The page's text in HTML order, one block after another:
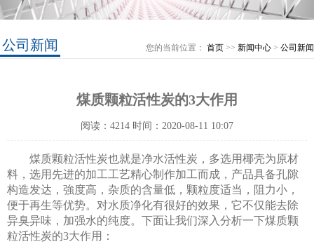
公司新闻 您的当前位置： 首页 >> 新闻中心 > 公司新闻
煤质颗粒活性炭的3大作用
阅读：4214 时间：2020-08-11 10:07
煤质颗粒活性炭也就是净水活性炭，多选用椰壳为原材
料，选用先进的加工工艺精心制作加工而成，产品具备孔隙
构造发达，強度高，杂质的含量低，颗粒度适当，阻力小，
便于再生等优势。对水质净化有很好的效果，它不仅能去除
异臭异味，加强水的纯度。下面让我们深入分析一下煤质颗
粒活性炭的3大作用：